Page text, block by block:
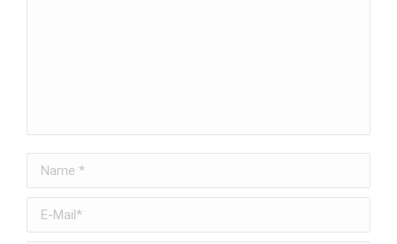
Name *
E-Mail *